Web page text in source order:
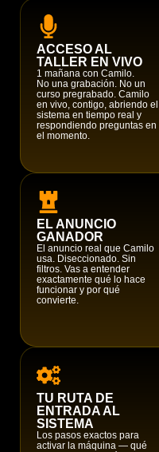
ACCESO AL
TALLER EN VIVO
1 mañana con Camilo.
No una grabación. No un
curso pregrabado. Camilo
en vivo, contigo, abriendo el
sistema en tiempo real y
respondiendo preguntas en
el momento.
EL ANUNCIO
GANADOR
El anuncio real que Camilo
usa. Diseccionado. Sin
filtros. Vas a entender
exactamente qué lo hace
funcionar y por qué
convierte.
TU RUTA DE
ENTRADA AL
SISTEMA
Los pasos exactos para
activar la máquina — qué